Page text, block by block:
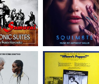
a Benicio y Mia. Me encanta
con tu ropa, tomar café y hablar y
pasas de una escena a otra. Es
Threapleton nos cuenta
Club de Pícnic. Era
unos sándwiches en unos
No había tráileres ni nada
los tres meses de rodaje, según
como en un sueño, no podía